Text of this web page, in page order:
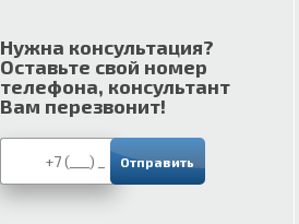
Нужна консультация?
Оставьте свой номер
телефона, консультант
Вам перезвонит!